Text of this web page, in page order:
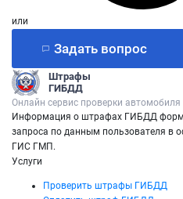
или
Задать вопрос
Штрафы
ГИБДД
Онлайн сервис проверки
Информация о штрафах ГИБДД
запроса по данным пользователя
ГИС ГМП.
Услуги
Проверить штрафы ГИБДД